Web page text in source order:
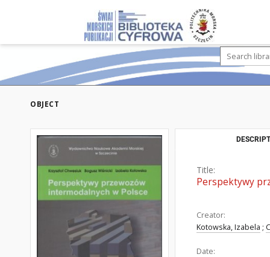
OBJECT
Title:
Perspektywy
Creator:
Kotowska, Izabela ;
Date: